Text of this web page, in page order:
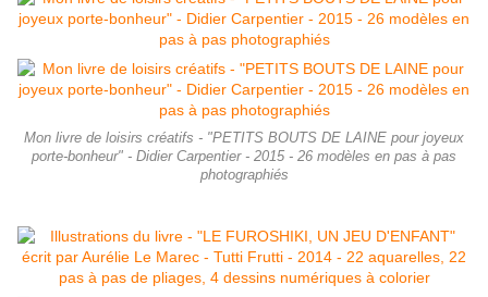
Mon livre de loisirs créatifs - "PETITS BOUTS DE LAINE pour joyeux
porte-bonheur" - Didier Carpentier - 2015 - 26 modèles en pas à pas
photographiés